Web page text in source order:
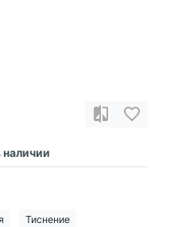
наличии
Тиснение